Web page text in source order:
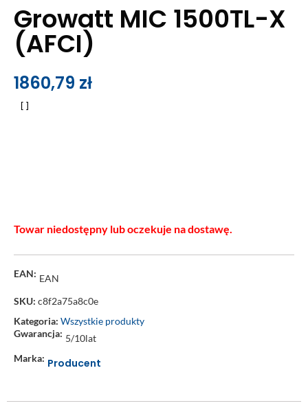
Growatt MIC 1500TL-X
(AFCI)
1860,79 zł
Towar niedostępny lub oczekuje na dostawę.
EAN: EAN
SKU: c8f2a75a8c0e
Kategoria: Wszystkie produkty
Gwarancja: 5/10lat
Marka: Producent